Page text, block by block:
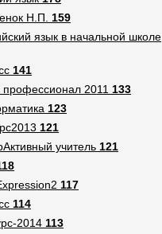
Н.П.
159
язык в начальной школе
141
профессионал 2011 133
123
121
учитель 121
117
114
2014 113